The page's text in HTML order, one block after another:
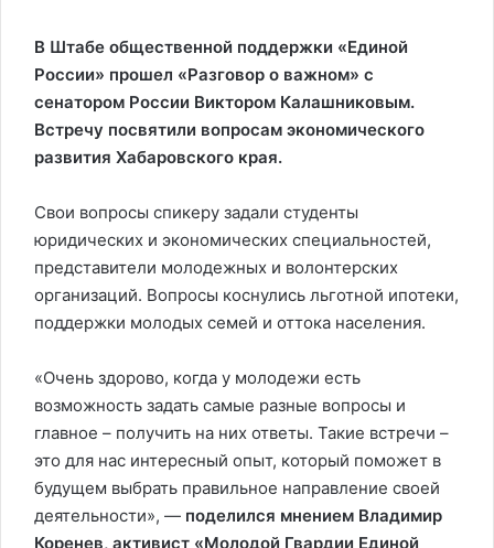
В Штабе общественной поддержки «Единой
России» прошел «Разговор о важном» с
сенатором России Виктором Калашниковым.
Встречу посвятили вопросам экономического
развития Хабаровского края.
Свои вопросы спикеру задали студенты
юридических и экономических специальностей,
представители молодежных и волонтерских
организаций. Вопросы коснулись льготной ипотеки,
поддержки молодых семей и оттока населения.
«Очень здорово, когда у молодежи есть
возможность задать самые разные вопросы и
главное – получить на них ответы. Такие встречи –
это для нас интересный опыт, который поможет в
будущем выбрать правильное направление своей
деятельности», — поделился мнением Владимир
Коренев, активист «Молодой Гвардии Единой